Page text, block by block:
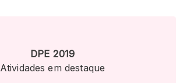
DPE 2019
Atividades em destaque